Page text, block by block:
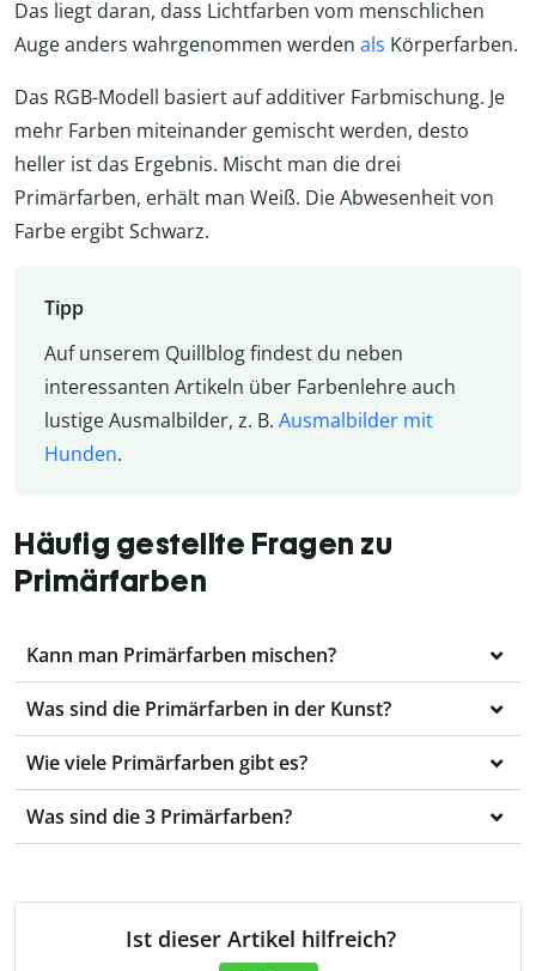
Das liegt daran, dass Lichtfarben vom menschlichen
Auge anders wahrgenommen werden als Körperfarben.
Das RGB-Modell basiert auf additiver Farbmischung. Je
mehr Farben miteinander gemischt werden, desto
heller ist das Ergebnis. Mischt man die drei
Primärfarben, erhält man Weiß. Die Abwesenheit von
Farbe ergibt Schwarz.
Tipp
Auf unserem Quillblog findest du neben
interessanten Artikeln über Farbenlehre auch
lustige Ausmalbilder, z. B. Ausmalbilder mit
Hunden.
Häufig gestellte Fragen zu
Primärfarben
Kann man Primärfarben mischen?
Was sind die Primärfarben in der Kunst?
Wie viele Primärfarben gibt es?
Was sind die 3 Primärfarben?
Ist dieser Artikel hilfreich?